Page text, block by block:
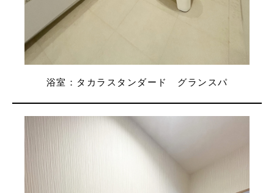
浴室：タカラスタンダード グランスパ